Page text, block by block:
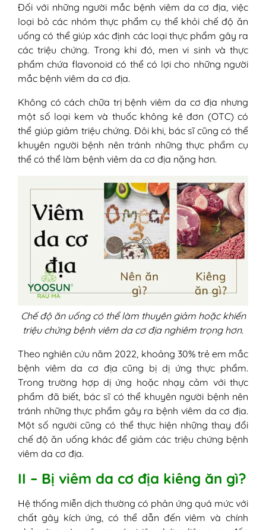
1. Thực phẩm chống viêm
2. Thực phẩm có chứa probiotic
3. Thực phẩm giàu quercetin
4. Thực phẩm có khả năng bảo vệ và
tái tạo da
III - Gợi ý một số chế độ ăn kiêng giúp
kiểm soát bệnh viêm da cơ địa
1. Chế độ ăn Địa Trung Hải
2. Chế độ ăn không chứa gluten
3. Chế độ ăn chống viêm
4. Chế độ ăn Dyshidrotic
Đối với những người mắc bệnh viêm da cơ địa, việc
loại bỏ các nhóm thực phẩm cụ thể khỏi chế độ ăn
uống có thể giúp xác định các loại thực phẩm gây ra
các triệu chứng. Trong khi đó, men vi sinh và thực
phẩm chứa flavonoid có thể có lợi cho những người
mắc bệnh viêm da cơ địa.
Không có cách chữa trị bệnh viêm da cơ địa nhưng
một số loại kem và thuốc không kê đơn (OTC) có
thể giúp giảm triệu chứng. Đôi khi, bác sĩ cũng có thể
khuyên người bệnh nên tránh những thực phẩm cụ
thể có thể làm bệnh viêm da cơ địa nặng hơn.
Chế độ ăn uống có thể làm thuyên giảm hoặc khiến
triệu chứng bệnh viêm da cơ địa nghiêm trọng hơn.
Theo nghiên cứu năm 2022, khoảng 30% trẻ em mắc
bệnh viêm da cơ địa cũng bị dị ứng thực phẩm.
Trong trường hợp dị ứng hoặc nhạy cảm với thực
phẩm đã biết, bác sĩ có thể khuyên người bệnh nên
tránh những thực phẩm gây ra bệnh viêm da cơ địa.
Một số người cũng có thể thực hiện những thay đổi
chế độ ăn uống khác để giảm các triệu chứng bệnh
viêm da cơ địa.
II – Bị viêm da cơ địa kiêng ăn gì?
Hệ thống miễn dịch thường có phản ứng quá mức với
chất gây kích ứng, có thể dẫn đến viêm và chính